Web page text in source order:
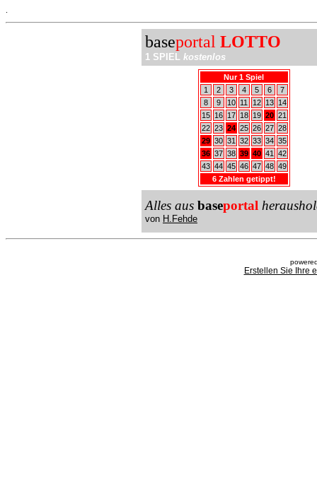
baseportal LOTTO
1 SPIEL kostenlos
Nur 1 Spiel
1
2 3 4 5 6
7
8
9 10 11 12 13
14
15
16 17 18 19 20 21
22 23 24 25 26 27 28
29 30 31 32 33 34 35
36 37 38 39 40 41
42
43 44 45 46 47 48 49
6 Zahlen getippt!
Alles aus baseportal
von H.Fehde
Erstellen Sie Ihre